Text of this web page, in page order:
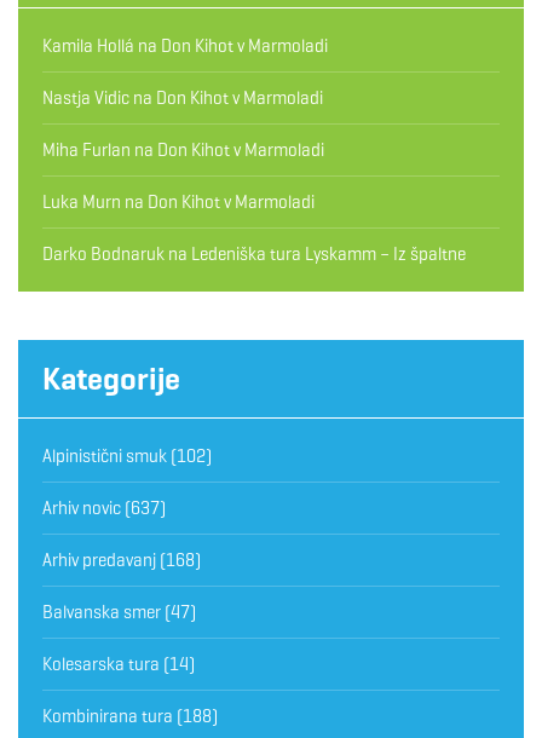
Kamila Hollá na Don Kihot v Marmoladi
Nastja Vidic na Don Kihot v Marmoladi
Miha Furlan na Don Kihot v Marmoladi
Luka Murn na Don Kihot v Marmoladi
Darko Bodnaruk na Ledeniška tura Lyskamm – Iz špaltne
Kategorije
Alpinistični smuk (102)
Arhiv novic (637)
Arhiv predavanj (168)
Balvanska smer (47)
Kolesarska tura (14)
Kombinirana tura (188)